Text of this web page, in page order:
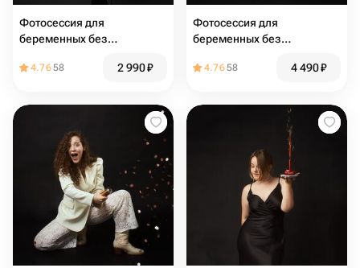
Фотосессия для
беременных без
4.7658 2 990₽
Фотосессия для
беременных без
4.7658 4 490₽